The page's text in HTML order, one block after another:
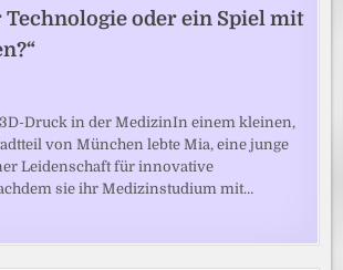
oder ein Spiel mit
Druck in der MedizinIn einem kleinen,
von München lebte Mia, eine junge
Leidenschaft für innovative
sie ihr Medizinstudium mit…